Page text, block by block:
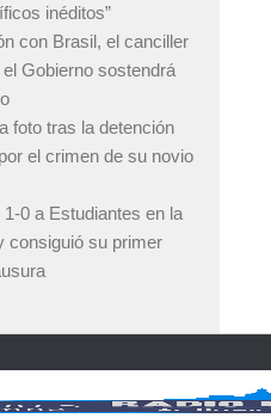
inéditos”
con Brasil, el canciller
Gobierno sostendrá
foto tras la detención
el crimen de su novio
0 a Estudiantes en la
consiguió su primer